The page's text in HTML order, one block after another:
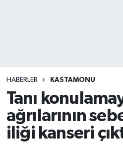
HABERLER KASTAMONU
Tanı
ağrılarının
iliği kanseri
Spor
Siyaset
Haber Arşivi